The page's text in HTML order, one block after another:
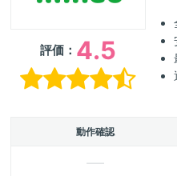
評価： 4.5
動作確認